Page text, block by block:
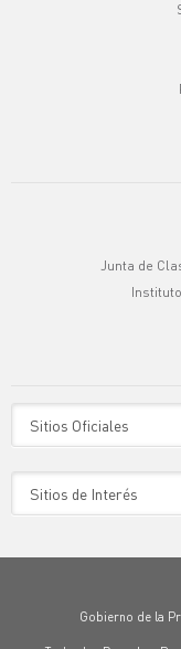
Junta de
Gobierno de la